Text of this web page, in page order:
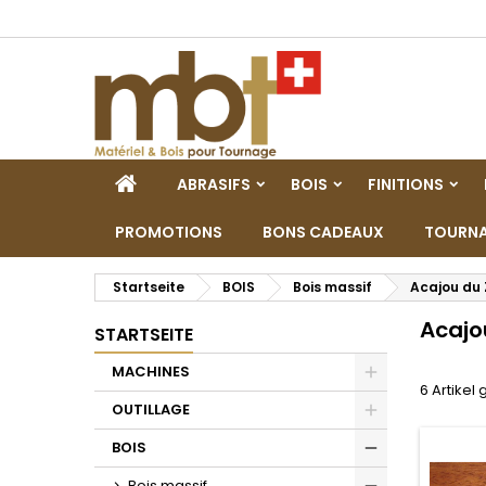
STARTSEITE
ABRASIFS BOIS FINITIONS
PROMOTIONS BONS CADEAUX
Startseite BOIS Bois massif Acajou du
STARTSEITE
MACHINES
Toggle
OUTILLAGE
BOIS
Toggle
6 Artikel